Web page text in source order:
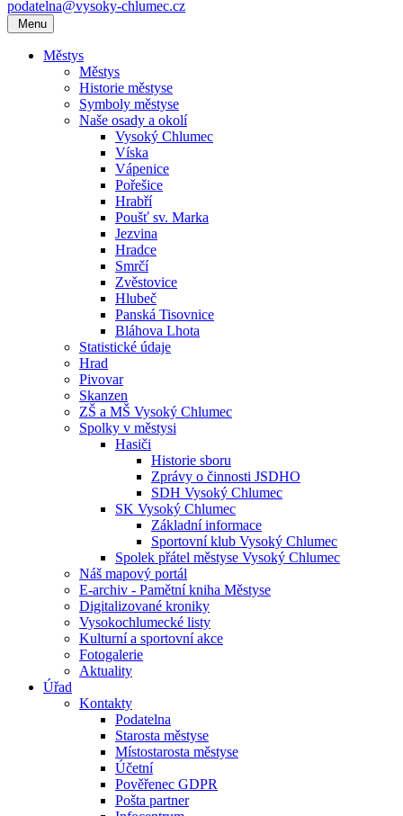
podatelna@vysoky-chlumec.cz
Menu
Městys
Městys
Historie městyse
Symboly městyse
Naše osady a okolí
Vysoký Chlumec
Víska
Vápenice
Pořešice
Hrabří
Poušť sv. Marka
Jezvina
Hradce
Smrčí
Zvěstovice
Hlubeč
Panská Tisovnice
Bláhova Lhota
Statistické údaje
Hrad
Pivovar
Skanzen
ZŠ a MŠ Vysoký Chlumec
Spolky v městysi
Hasiči
Historie sboru
Zprávy o činnosti JSDHO
SDH Vysoký Chlumec
SK Vysoký Chlumec
Základní informace
Sportovní klub Vysoký Chlumec
Spolek přátel městyse Vysoký Chlumec
Náš mapový portál
E-archiv - Pamětní kniha Městyse
Digitalizované kroniky
Vysokochlumecké listy
Kulturní a sportovní akce
Fotogalerie
Aktuality
Úřad
Kontakty
Podatelna
Starosta městyse
Místostarosta městyse
Účetní
Pověřenec GDPR
Pošta partner